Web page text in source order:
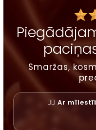
Smaržas,
✓⃝ Ar